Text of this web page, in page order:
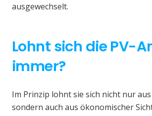
ausgewechselt.
Lohnt sich die PV-
immer?
Im Prinzip lohnt sie sich nicht nur
sondern auch aus ökonomischer